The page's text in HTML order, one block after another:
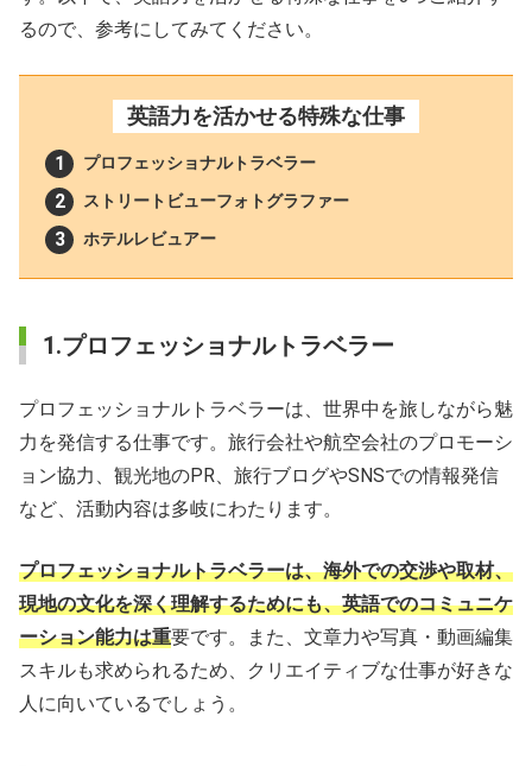
るので、参考にしてみてください。
英語力を活かせる特殊な仕事
プロフェッショナルトラベラー
ストリートビューフォトグラファー
ホテルレビュアー
1.プロフェッショナルトラベラー
プロフェッショナルトラベラーは、世界中を旅しながら魅
力を発信する仕事です。旅行会社や航空会社のプロモーシ
ョン協力、観光地のPR、旅行ブログやSNSでの情報発信
など、活動内容は多岐にわたります。
プロフェッショナルトラベラーは、海外での交渉や取材、
現地の文化を深く理解するためにも、英語でのコミュニケ
ーション能力は重要です。また、文章力や写真・動画編集
スキルも求められるため、クリエイティブな仕事が好きな
人に向いているでしょう。